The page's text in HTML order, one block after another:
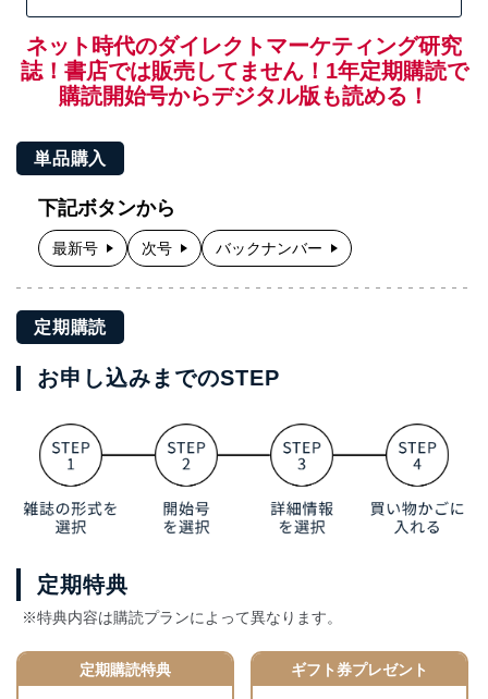
ネット時代のダイレクトマーケティング研究
誌！書店では販売してません！1年定期購読で
購読開始号からデジタル版も読める！
単品購入
下記ボタンから
最新号 次号 バックナンバー
定期購読
お申し込みまでのSTEP
定期特典
※特典内容は購読プランによって異なります。
定期購読特典 ギフト券プレゼント